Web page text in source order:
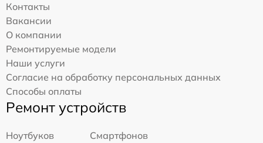
Контакты
Вакансии
О компании
Ремонтируемые модели
Наши услуги
Согласие на обработку персональных данных
Способы оплаты
Ремонт устройств
Ноутбуков
Смартфонов